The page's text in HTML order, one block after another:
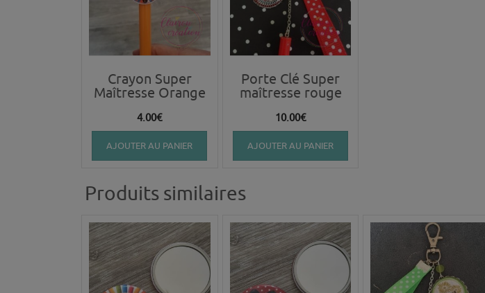
Crayon Super
Maîtresse Orange
4.00€
AJOUTER AU PANIER
Porte Clé Super
maîtresse rouge
10.00€
AJOUTER AU PANIER
Produits similaires